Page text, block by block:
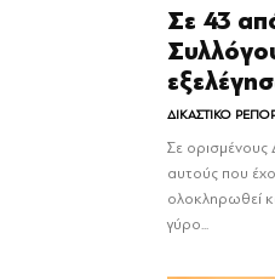
Σε 43
ΔΙΚΑΣΤΙΚΟ
Σε ορισμένους
αυτούς που
ολοκληρωθεί
γύρο...